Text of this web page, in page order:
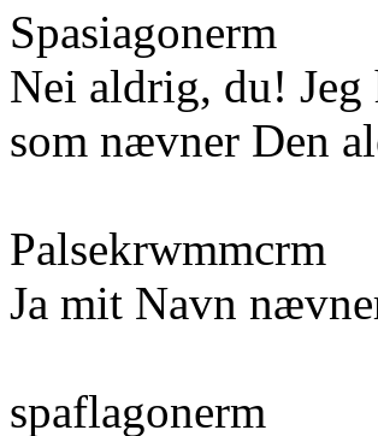
Spasiagonerm
Nei aldrig, du! Jeg
som nævner Den
Palsekrwmmcrm
Ja mit Navn
spaflagonerm